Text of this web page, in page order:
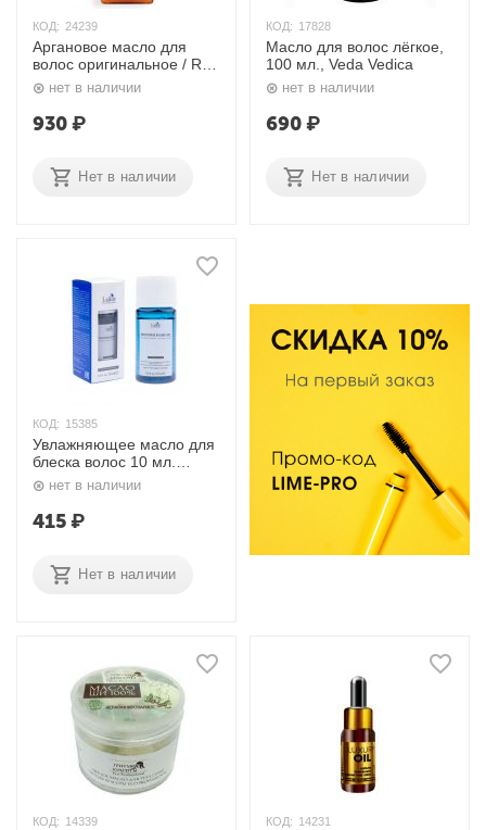
КОД: 24239
Аргановое масло для
волос оригинальное / R3
Argan Hair Oil Original,
100 мл. RAIP
нет в наличии
930₽
Нет в наличии
КОД: 17828
Масло для волос лёгкое,
100 мл., Veda Vedica
нет в наличии
690₽
Нет в наличии
КОД: 15385
Увлажняющее масло для
блеска волос 10 мл.
Lador
нет в наличии
415₽
Нет в наличии
КОД: 14339 КОД: 14231